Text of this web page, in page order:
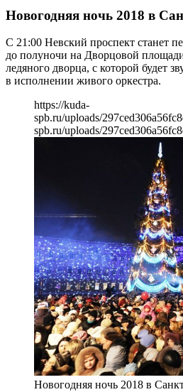
Новогодняя ночь 2018 в
С 21:00 Невский проспект станет
до полуночи на Дворцовой
ледяного дворца, с которой будет
в исполнении живого оркестра.
https://kuda-
spb.ru/uploads/
spb.ru/uploads/
Новогодняя ночь 2018 в